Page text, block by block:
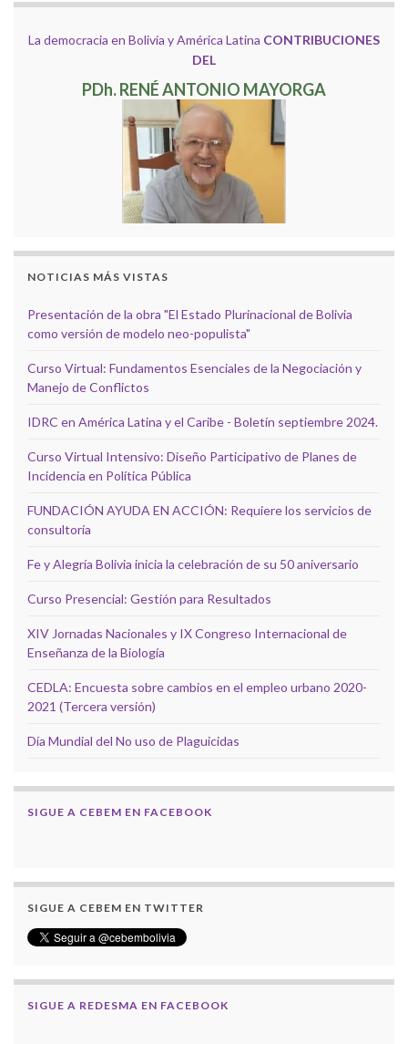
La democracia en Bolivia y América Latina CONTRIBUCIONES
DEL
PDh. RENÉ ANTONIO MAYORGA
NOTICIAS MÁS VISTAS
Presentación de la obra "El Estado Plurinacional de Bolivia
como versión de modelo neo-populista"
Curso Virtual: Fundamentos Esenciales de la Negociación y
Manejo de Conflictos
IDRC en América Latina y el Caribe - Boletín septiembre 2024.
Curso Virtual Intensivo: Diseño Participativo de Planes de
Incidencia en Política Pública
FUNDACIÓN AYUDA EN ACCIÓN: Requiere los servicios de
consultoría
Fe y Alegría Bolivia inicia la celebración de su 50 aniversario
Curso Presencial: Gestión para Resultados
XIV Jornadas Nacionales y IX Congreso Internacional de
Enseñanza de la Biología
CEDLA: Encuesta sobre cambios en el empleo urbano 2020-
2021 (Tercera versión)
Día Mundial del No uso de Plaguicidas
SIGUE A CEBEM EN FACEBOOK
SIGUE A CEBEM EN TWITTER
SIGUE A REDESMA EN FACEBOOK